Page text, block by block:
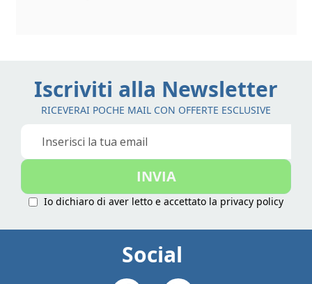
Iscriviti alla Newsletter
RICEVERAI POCHE MAIL CON OFFERTE ESCLUSIVE
Iscriviti
nostra
INVIA
Io dichiaro di aver letto e accettato la privacy policy
Social